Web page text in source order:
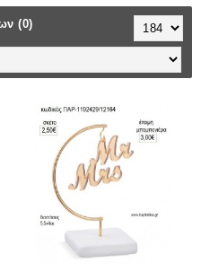
(0)